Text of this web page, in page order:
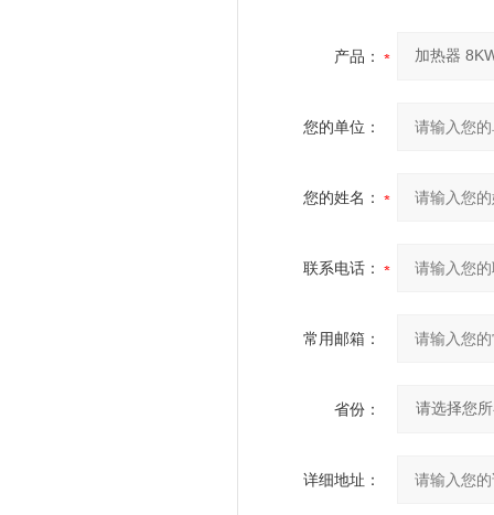
产品：
您的单位：
您的姓名：
联系电话：
常用邮箱：
省份：
详细地址：